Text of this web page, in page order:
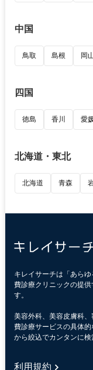
中国
鳥取 島根 岡
四国
徳島 香川 愛
北海道・東北
北海道 青森
キレイサーチは「あら
費診療クリニックの提
す。
美容外科、美容皮膚科
費診療サービスの具体
から絞込でカンタンに検
利用規約